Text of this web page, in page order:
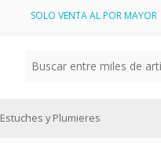
SOLO VENTA AL POR MAYOR
Estuches y Plumieres